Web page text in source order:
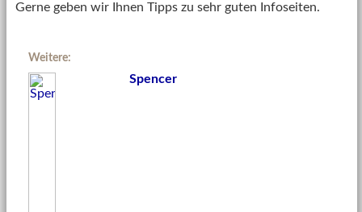
Gerne geben wir Ihnen Tipps zu sehr guten Infoseiten.
Weitere:
Spencer